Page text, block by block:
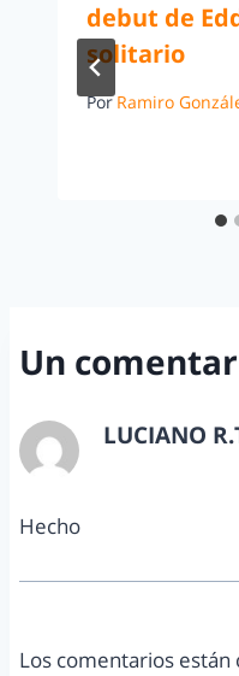
debut de
solitario
Por Ramiro
Un
LUCIANO
Hecho
Los comentarios están